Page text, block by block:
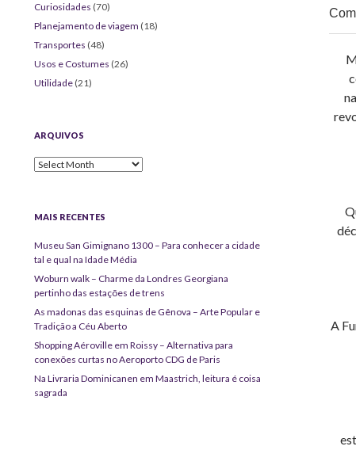
A
Curiosidades (70)
Planejamento de viagem (18)
Transportes (48)
Usos e Costumes (26)
Utilidade (21)
ARQUIVOS
Arquivos
MAIS RECENTES
Museu San Gimignano 1300 – Para conhecer a cidade
tal e qual na Idade Média
Woburn walk – Charme da Londres Georgiana
pertinho das estações de trens
As madonas das esquinas de Gênova – Arte Popular e
Tradição a Céu Aberto
Shopping Aéroville em Roissy – Alternativa para
conexões curtas no Aeroporto CDG de Paris
Na Livraria Dominicanen em Maastrich, leitura é coisa
sagrada